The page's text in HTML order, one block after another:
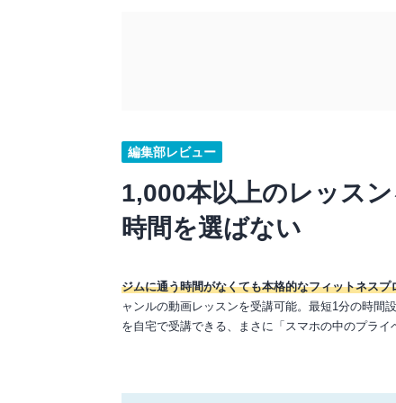
編集部レビュー
1,000本以上のレッス
時間を選ばない
ジムに通う時間がなくても本格的なフィットネス
ャンルの動画レッスンを受講可能。最短1分の時間
を自宅で受講できる、まさに「スマホの中のプライ